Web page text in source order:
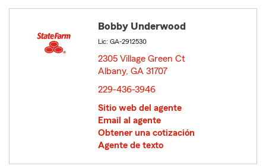
Bobby Underwood
Lic: GA-2912530
2305 Village Green Ct
Albany, GA 31707
229-436-3946
Sitio web del agente
Email al agente
Obtener una cotización
Agente de texto